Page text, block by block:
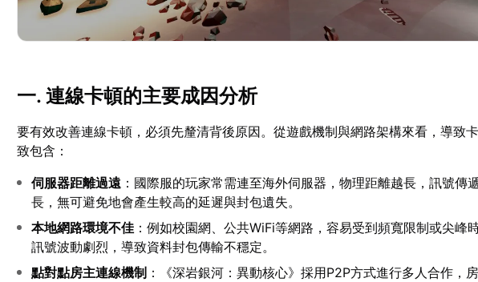
一. 連線卡頓的主要成因分析
要有效改善連線卡頓，必須先釐清背後原因。從遊戲機制與網路架構來看，導致
致包含：
伺服器距離過遠 ：國際服的玩家常需連至海外伺服器，物理距離越長，訊號傳
長，無可避免地會產生較高的延遲與封包遺失。
本地網路環境不佳 ：例如校園網、公共WiFi等網路，容易受到頻寬限制或尖峰
訊號波動劇烈，導致資料封包傳輸不穩定。
點對點房主連線機制 ：《深岩銀河：異動核心》採用P2P方式進行多人合作，